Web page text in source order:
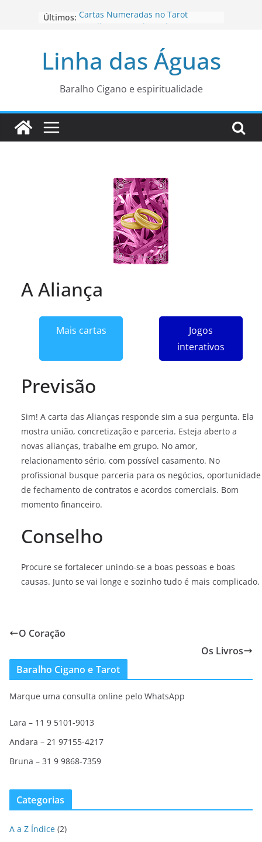
Últimos: Cartas Numeradas no Tarot
para está fase
Os Naipes no Tarot
Cartas da Corte no Tarot
Linha das Águas
Baralho Cigano e espiritualidade
A Aliança
Mais cartas
Jogos
interativos
Previsão
Sim! A carta das Alianças responde sim a sua pergunta. Ela
mostra união, concretização e parceria. Esteja aberto a
novas alianças, trabalhe em grupo. No amor,
relacionamento sério, com possível casamento. No
profissional busque parceria para os negócios, oportunidade
de fechamento de contratos e acordos comerciais. Bom
momento financeiro.
Conselho
Procure se fortalecer unindo-se a boas pessoas e boas
causas. Junto se vai longe e sozinho tudo é mais complicado.
O Coração
Os Livros
Baralho Cigano e Tarot
Marque uma consulta online pelo WhatsApp
Lara – 11 9 5101-9013
Andara – 21 97155-4217
Bruna – 31 9 9868-7359
Categorias
A a Z Índice (2)